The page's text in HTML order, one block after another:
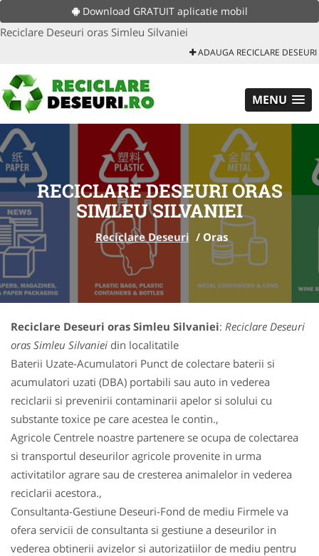
Download GRATUIT aplicatie mobil
Reciclare Deseuri oras Simleu Silvaniei
ADAUGA RECICLARE DESEURI
MENU
RECICLARE DESEURI ORAS
SIMLEU SILVANIEI
Reciclare Deseuri / Oras
Reciclare Deseuri oras Simleu Silvaniei: Reciclare Deseuri
oras Simleu Silvaniei din localitatile
Baterii Uzate-Acumulatori Punct de colectare baterii si
acumulatori uzati (DBA) portabili sau auto in vederea
reciclarii si prevenirii contaminarii apelor si solului cu
substante toxice pe care acestea le contin.,
Agricole Centrele noastre partenere se ocupa de colectarea
si transportul deseurilor agricole provenite in urma
activitatilor agrare sau de cresterea animalelor in vederea
reciclarii acestora.,
Consultanta-Gestiune Deseuri-Fond de mediu Firmele va
ofera servicii de consultanta si gestiune a deseurilor in
vederea obtinerii avizelor si autorizatiilor de mediu pentru